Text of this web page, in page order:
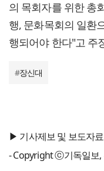
의 목회자를 위한 총
행, 문화목회의 일환
행되어야 한다"고 주
#장신대
▶ 기사제보 및 보도자
- Copyright ⓒ기독일보,